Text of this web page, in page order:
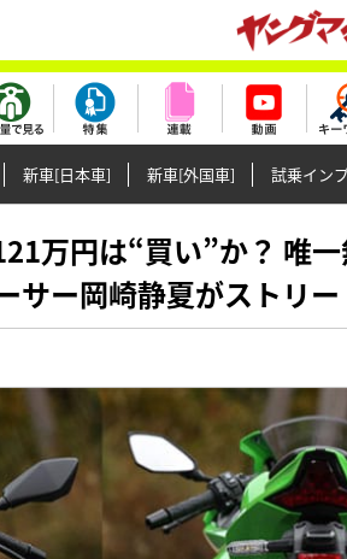
新車[日本車] 新車[外国車] 試乗イン
万円は“買い”か？ 唯
サー岡崎静夏がストリー